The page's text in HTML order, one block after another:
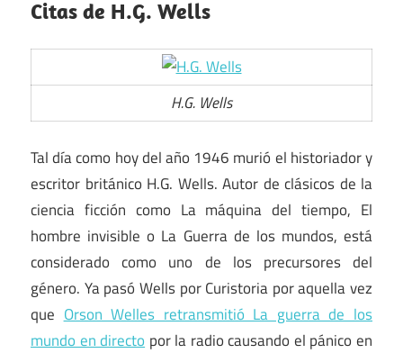
Citas de H.G. Wells
H.G. Wells
Tal día como hoy del año 1946 murió el historiador y
escritor británico H.G. Wells. Autor de clásicos de la
ciencia ficción como La máquina del tiempo, El
hombre invisible o La Guerra de los mundos, está
considerado como uno de los precursores del
género. Ya pasó Wells por Curistoria por aquella vez
que Orson Welles retransmitió La guerra de los
mundo en directo por la radio causando el pánico en